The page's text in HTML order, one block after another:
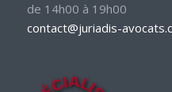
de 14h00 à 19h00
contact@juriadis-